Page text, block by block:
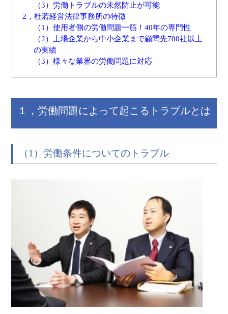
（3）労働トラブルの未然防止が可能
2，杜若経営法律事務所の特徴
（1）使用者側の労働問題一筋！40年の専門性
（2）上場企業から中小企業まで顧問先700社以上
の実績
（3）様々な業界の労働問題に対応
１，労働問題によって起こるトラブルとは
（1）労働条件についてのトラブル